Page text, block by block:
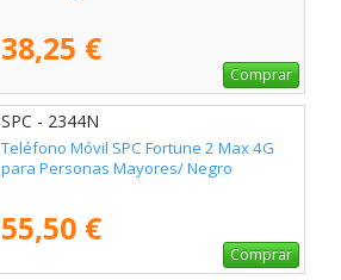
38,25 €
Comprar
SPC - 2344N
Teléfono Móvil SPC Fortune 2 Max 4G
para Personas Mayores/ Negro
55,50 €
Comprar